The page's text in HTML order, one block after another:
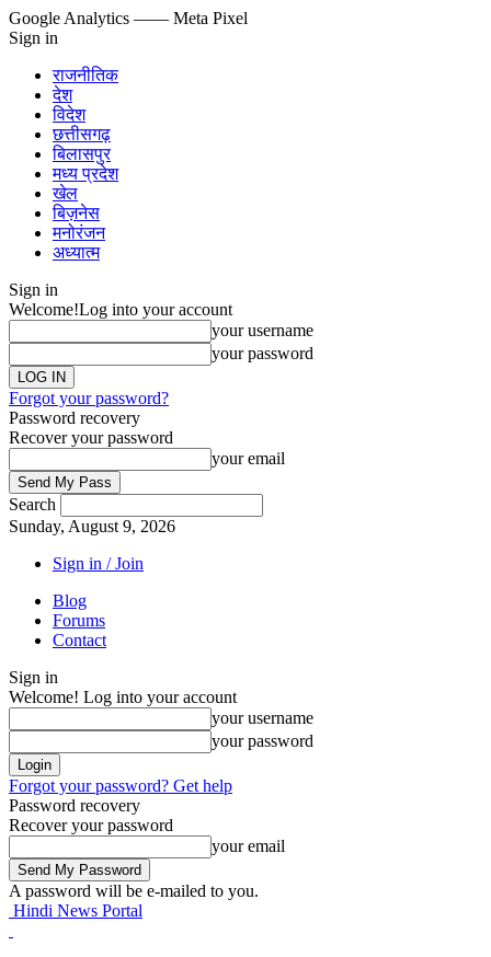
Google Analytics —— Meta Pixel
Sign in
राजनीतिक
देश
विदेश
छत्तीसगढ़
बिलासपुर
मध्य प्रदेश
खेल
बिज़नेस
मनोरंजन
अध्यात्म
Sign in
Welcome!Log into your account
your username
your password
Forgot your password?
Password recovery
Recover your password
your email
Search
Sunday, August 9, 2026
Sign in / Join
Blog
Forums
Contact
Sign in
Welcome! Log into your account
your username
your password
Forgot your password? Get help
Password recovery
Recover your password
your email
A password will be e-mailed to you.
Hindi News Portal